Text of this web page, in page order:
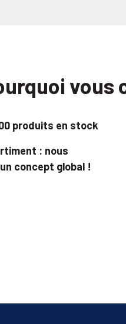
vous
produits en stock
: nous
concept global !